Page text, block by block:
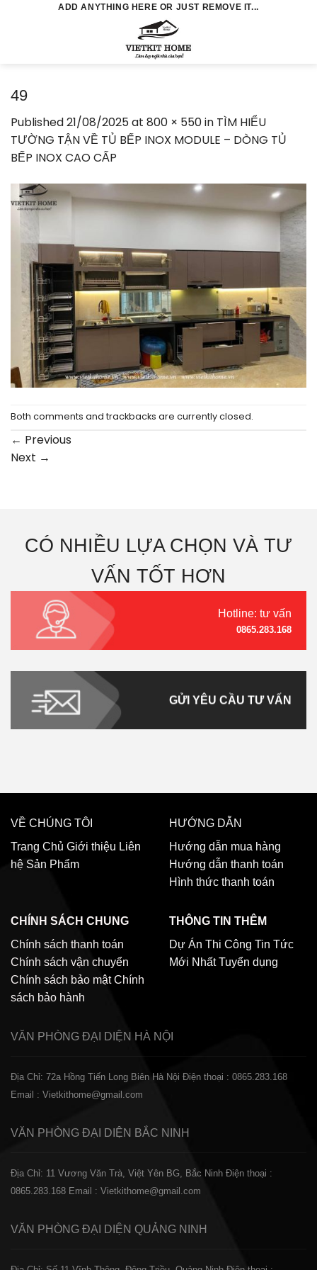
ADD ANYTHING HERE OR JUST REMOVE IT...
49
Published21/08/2025at 800 × 550in TÌM HIỂU
TƯỜNG TẬN VỀ TỦ BẾP INOX MODULE – DÒNG TỦ
BẾP INOX CAO CẤP
Both comments and trackbacks are currently closed.
← Previous
Next →
CÓ NHIỀU LỰA CHỌN VÀ TƯ
VẤN TỐT HƠN
Hotline: tư vấn
0865.283.168
GỬI YÊU CẦU TƯ VẤN
VỀ CHÚNG TÔI
Trang Chủ Giới thiệu Liên
hệ Sản Phẩm
HƯỚNG DẪN
Hướng dẫn mua hàng
Hướng dẫn thanh toán
Hình thức thanh toán
CHÍNH SÁCH CHUNG
Chính sách thanh toán
Chính sách vận chuyển
Chính sách bảo mật Chính
sách bảo hành
THÔNG TIN THÊM
Dự Án Thi Công Tin Tức
Mới Nhất Tuyển dụng
VĂN PHÒNG ĐẠI DIỆN HÀ NỘI
Địa Chỉ: 72a Hồng Tiến Long Biên Hà Nội Điện thoại : 0865.283.168
Email : Vietkithome@gmail.com
VĂN PHÒNG ĐẠI DIỆN BẮC NINH
Địa Chỉ: 11 Vương Văn Trà, Việt Yên BG, Bắc Ninh Điện thoại :
0865.283.168 Email : Vietkithome@gmail.com
VĂN PHÒNG ĐẠI DIỆN QUẢNG NINH